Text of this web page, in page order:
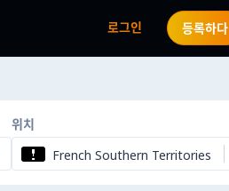
로그인 등록하다
위치
French Southern Territories